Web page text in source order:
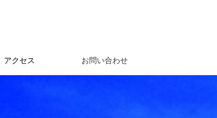
アクセス お問い合わせ